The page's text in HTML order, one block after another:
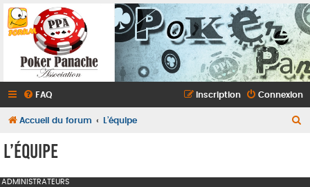
FAQ Connexion
Inscription
Accueil du forum L’équipe
L’équipe
ADMINISTRATEURS